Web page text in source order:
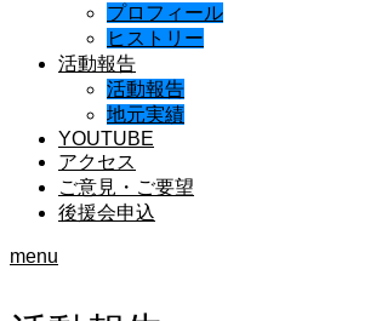
プロフィール
ヒストリー
活動報告
活動報告
地元実績
YOUTUBE
アクセス
ご意見・ご要望
後援会申込
menu